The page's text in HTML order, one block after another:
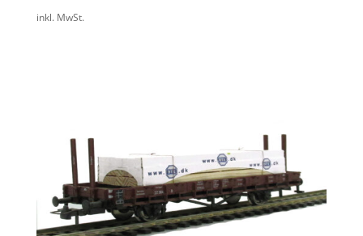
inkl. MwSt.